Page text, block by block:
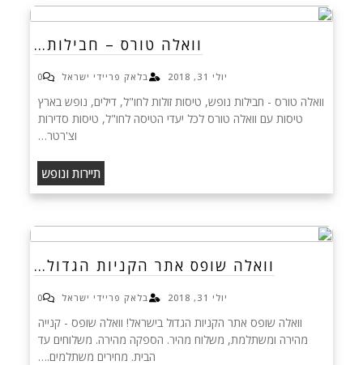
וואלה טורס – חבילות…
יולי 31, 2018 בלאק פריידי ישראל 0
וואלה טורס - חבילות נופש, טיסות זולות לחו"ל, דילים, נופש בארץ
טיסות עם וואלה טורס לכל יעדי הטיסה לחו"ל, טיסות סדירות
וצ'רטר…
תיירות ונופש
וואלה שופס אתר הקניות הגדול…
יולי 31, 2018 בלאק פריידי ישראל 0
וואלה שופס אתר הקניות הגדול בישראל! וואלה שופס - קנייה
מהירה ומשתלמת, משלוח מהיר. הספקה מהירה. משלוחים עד
הבית. מחירים משתלמים.…